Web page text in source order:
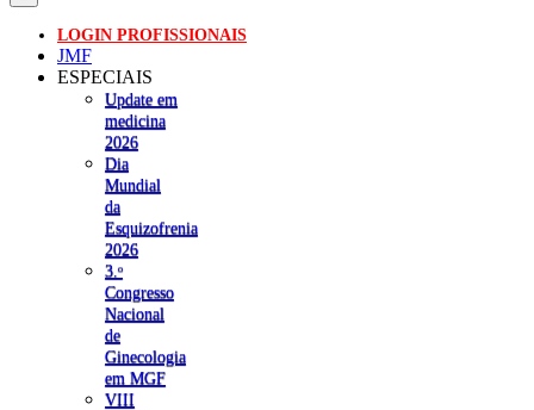
LOGIN PROFISSIONAIS
JMF
ESPECIAIS
Update em
medicina
2026
Dia
Mundial
da
Esquizofrenia
2026
3.ᵒ
Congresso
Nacional
de
Ginecologia
em MGF
VIII